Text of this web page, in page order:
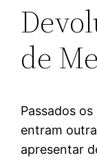
de
Passados
entram
apresentar